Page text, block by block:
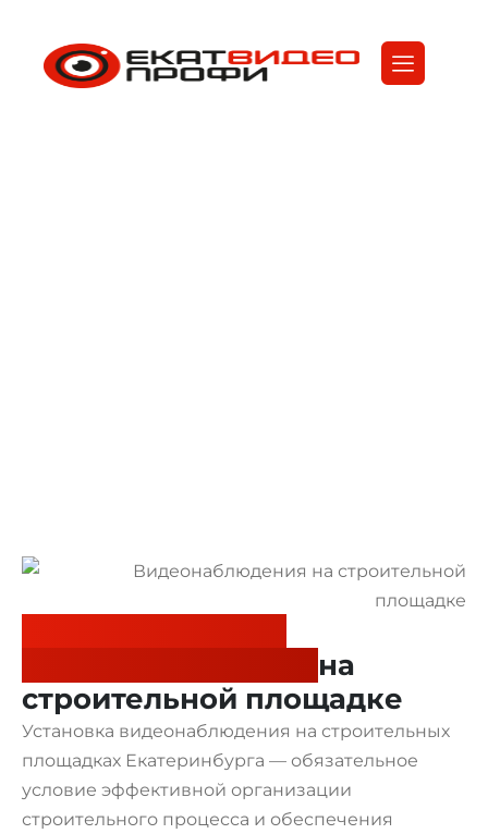
на
строительной площадке
Установка видеонаблюдения на строительных
площадках Екатеринбурга — обязательное
условие эффективной организации
строительного процесса и обеспечения